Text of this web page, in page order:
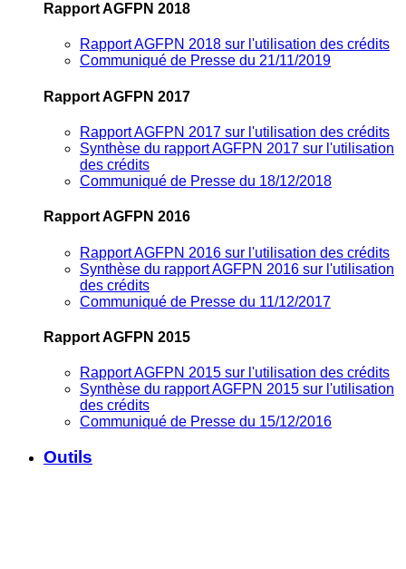
Rapport AGFPN 2018
Rapport AGFPN 2018 sur l'utilisation des crédits
Communiqué de Presse du 21/11/2019
Rapport AGFPN 2017
Rapport AGFPN 2017 sur l'utilisation des crédits
Synthèse du rapport AGFPN 2017 sur l'utilisation
des crédits
Communiqué de Presse du 18/12/2018
Rapport AGFPN 2016
Rapport AGFPN 2016 sur l'utilisation des crédits
Synthèse du rapport AGFPN 2016 sur l'utilisation
des crédits
Communiqué de Presse du 11/12/2017
Rapport AGFPN 2015
Rapport AGFPN 2015 sur l'utilisation des crédits
Synthèse du rapport AGFPN 2015 sur l'utilisation
des crédits
Communiqué de Presse du 15/12/2016
Outils